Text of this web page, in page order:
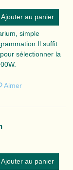
Ajouter au panier
simple
suffit
sélectionner la
Aimer
Ajouter au panier